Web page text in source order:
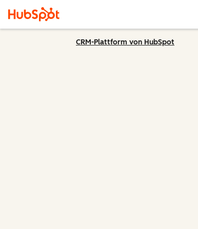
CRM-Plattform von HubSpot